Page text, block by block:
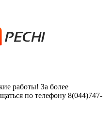
работы! За более
по телефону 8(044)747-